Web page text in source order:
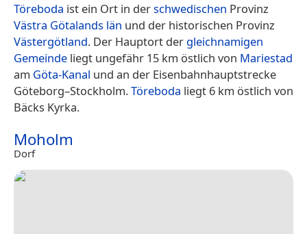
Töreboda ist ein Ort in derschwedischen Provinz
Västra Götalands län und der historischen Provinz
Västergötland. Der Hauptort der gleichnamigen
Gemeinde liegt ungefähr 15 km östlich von Mariestad
am Göta-Kanal und an der Eisenbahnhauptstrecke
Göteborg–Stockholm.Töreboda liegt 6 km östlich von
Bäcks Kyrka.
Moholm
Dorf